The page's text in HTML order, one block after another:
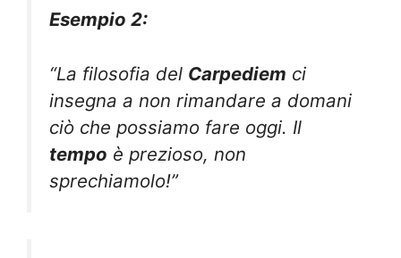
Esempio 2:
“La filosofia del Carpediem ci
insegna a non rimandare a domani
ciò che possiamo fare oggi. Il
tempo è prezioso, non
sprechiamolo!”